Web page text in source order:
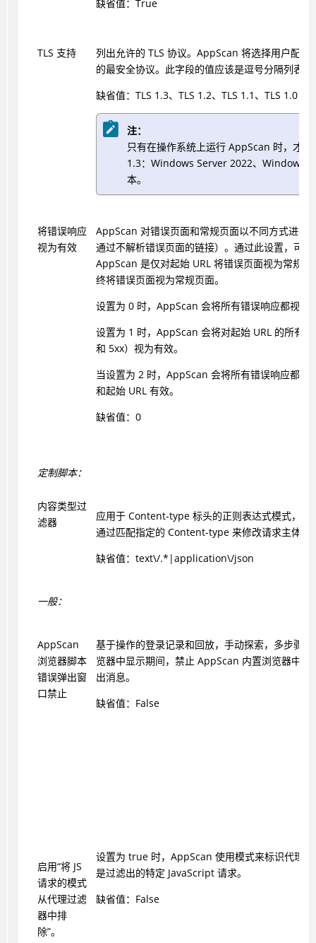
缺省值：True
TLS 支持
列出允许的 TLS 协议。AppScan 将选择用户配置
的最安全协议。此字段的值应该是逗号分隔列表。
缺省值：TLS 1.3、TLS 1.2、TLS 1.1、TLS 1.0
注：
只有在操作系统上运行 AppScan 时，才支
1.3：Windows Server 2022、Windows
本。
将错误响应
视为有效
AppScan 对错误页面和常规页面以不同方式进行
通过不解析错误页面的链接）。通过此设置，可以
AppScan 是仅对起始 URL 将错误页面视为常规页
终将错误页面视为常规页面。
设置为 0 时， AppScan 会将所有错误响应都视为
设置为 1 时， AppScan 会将对起始 URL 的所有
和 5xx）视为有效。
当设置为 2 时， AppScan 会将所有错误响应都视
和起始 URL 有效。
缺省值：0
定制脚本：
内容类型过
滤器
应用于 Content-type 标头的正则表达式模式，以
通过匹配指定的 Content-type 来修改请求主体。
缺省值：text\/.*|application\/json
一般：
AppScan
浏览器脚本
错误弹出窗
口禁止
基于操作的登录记录和回放，手动探索，多步骤
览器中显示期间，禁止 AppScan 内置浏览器中出
出消息。
缺省值：False
启用“将 JS
请求的模式
从代理过滤
器中排
除”。
设置为 true 时，AppScan 使用模式来标识代理中
是过滤出的特定 JavaScript 请求。
缺省值：False